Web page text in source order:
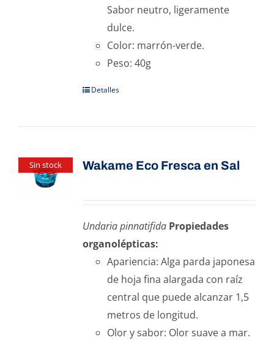
Sabor neutro, ligeramente
dulce.
Color: marrón-verde.
Peso: 40g
Detalles
Sin stock Wakame Eco Fresca en Sal
Undaria pinnatifida Propiedades
organolépticas:
Apariencia: Alga parda japonesa
de hoja fina alargada con raíz
central que puede alcanzar 1,5
metros de longitud.
Olor y sabor: Olor suave a mar.